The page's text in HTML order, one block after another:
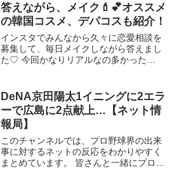
答えながら、メイク💄💕オススメ
の韓国コスメ、デパコスも紹介！
インスタでみんなから久々に恋愛相談を
募集して、毎日メイクしながら答えまし
た♡ 今回かなりリアルなの多かった
DeNA京田陽太1イニングに2エラ
ーで広島に2点献上…【ネット情
報局】
このチャンネルでは、プロ野球界の出来
事に対するネットの反応をわかりやすく
まとめています。 皆さんと一緒にプロ野